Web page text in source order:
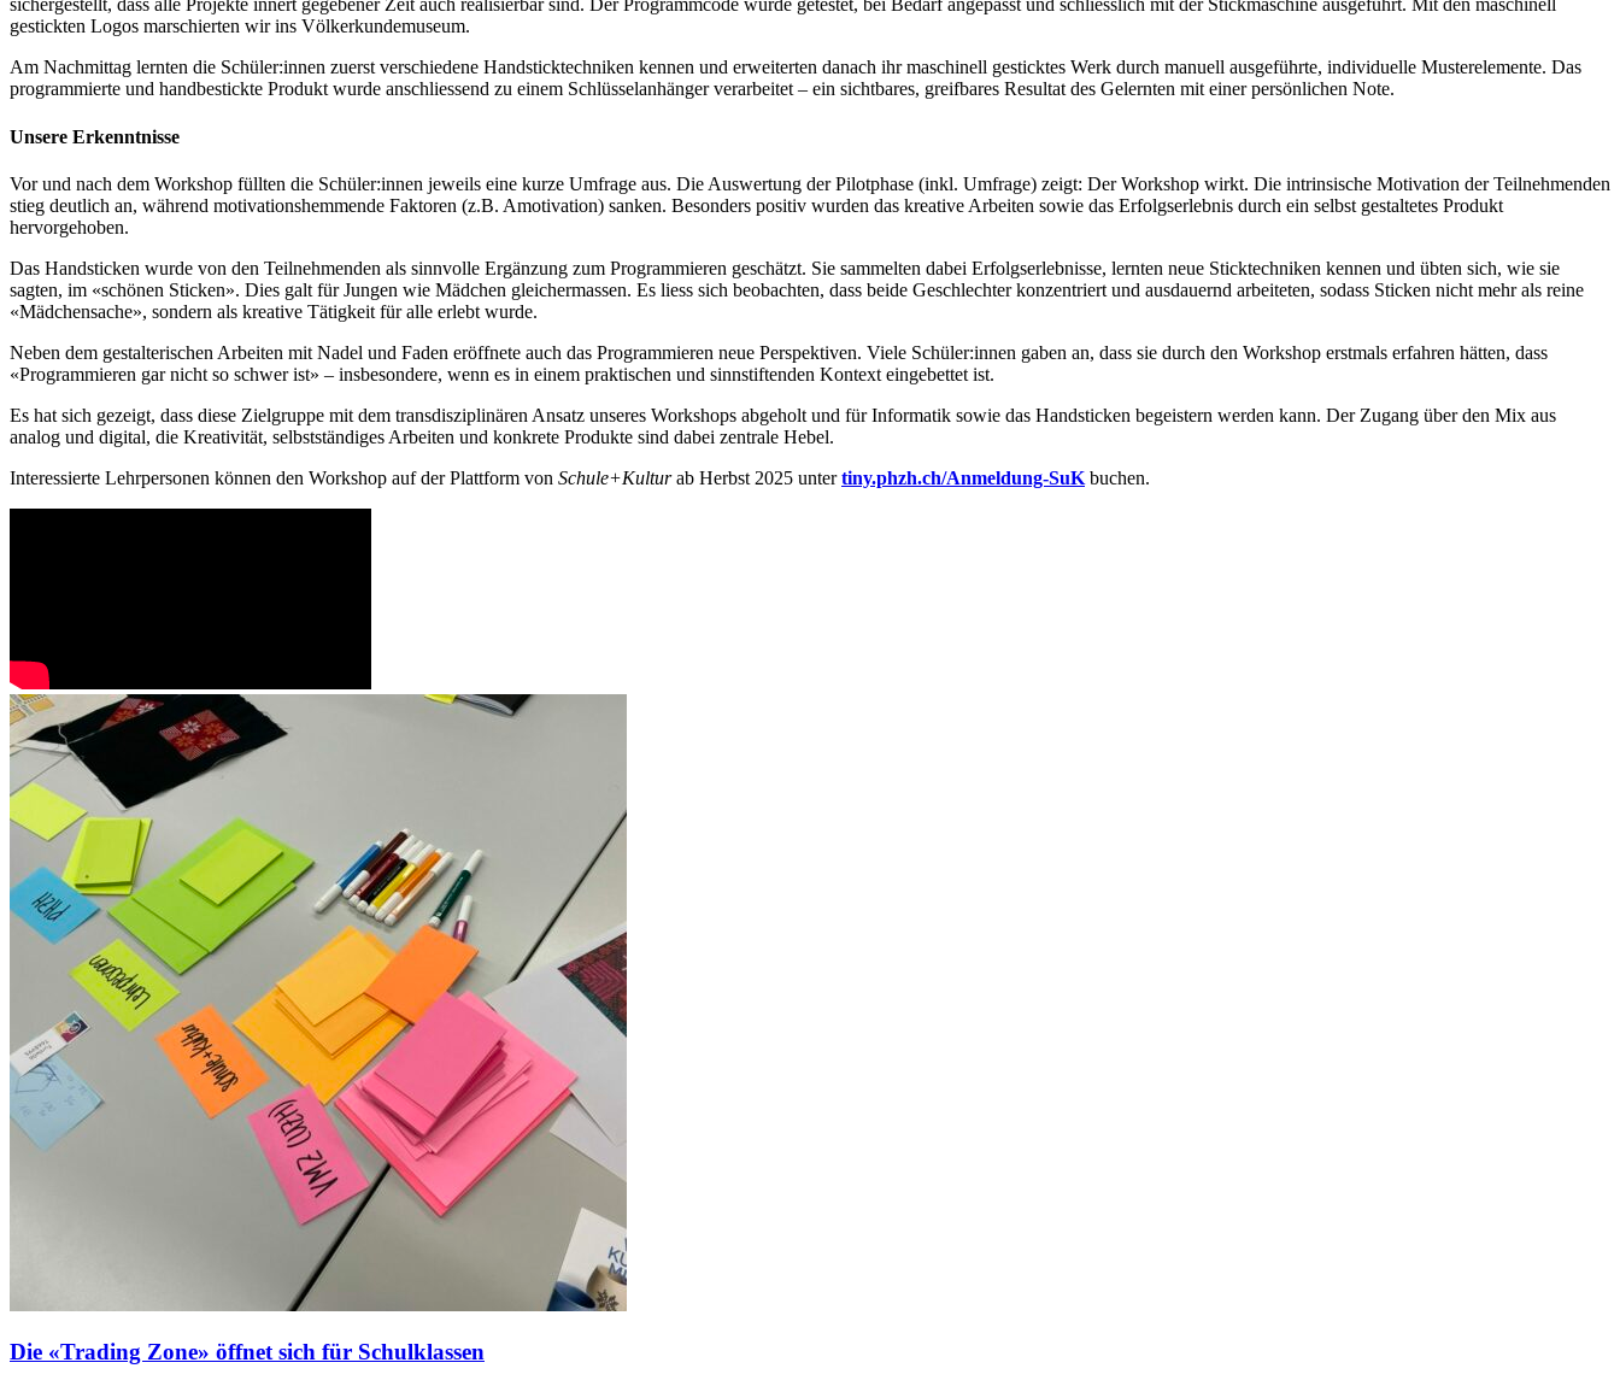
sichergestellt, dass alle Projekte innert gegebener Zeit auch realisierbar sind. Der Programmcode wurde getestet, bei Bedarf angepasst und schliesslich mit der Stickmaschine ausgeführt. Mit den maschinell
gestickten Logos marschierten wir ins Völkerkundemuseum.
Am Nachmittag lernten die Schüler:innen zuerst verschiedene Handsticktechniken kennen und erweiterten danach ihr maschinell gesticktes Werk durch manuell ausgeführte, individuelle Musterelemente. Das
programmierte und handbestickte Produkt wurde anschliessend zu einem Schlüsselanhänger verarbeitet – ein sichtbares, greifbares Resultat des Gelernten mit einer persönlichen Note.
Unsere Erkenntnisse
Vor und nach dem Workshop füllten die Schüler:innen jeweils eine kurze Umfrage aus. Die Auswertung der Pilotphase (inkl. Umfrage) zeigt: Der Workshop wirkt. Die intrinsische Motivation der Teilnehmenden
stieg deutlich an, während motivationshemmende Faktoren (z.B. Amotivation) sanken. Besonders positiv wurden das kreative Arbeiten sowie das Erfolgserlebnis durch ein selbst gestaltetes Produkt
hervorgehoben.
Das Handsticken wurde von den Teilnehmenden als sinnvolle Ergänzung zum Programmieren geschätzt. Sie sammelten dabei Erfolgserlebnisse, lernten neue Sticktechniken kennen und übten sich, wie sie
sagten, im «schönen Sticken». Dies galt für Jungen wie Mädchen gleichermassen. Es liess sich beobachten, dass beide Geschlechter konzentriert und ausdauernd arbeiteten, sodass Sticken nicht mehr als reine
«Mädchensache», sondern als kreative Tätigkeit für alle erlebt wurde.
Neben dem gestalterischen Arbeiten mit Nadel und Faden eröffnete auch das Programmieren neue Perspektiven. Viele Schüler:innen gaben an, dass sie durch den Workshop erstmals erfahren hätten, dass
«Programmieren gar nicht so schwer ist» – insbesondere, wenn es in einem praktischen und sinnstiftenden Kontext eingebettet ist.
Es hat sich gezeigt, dass diese Zielgruppe mit dem transdisziplinären Ansatz unseres Workshops abgeholt und für Informatik sowie das Handsticken begeistern werden kann. Der Zugang über den Mix aus
analog und digital, die Kreativität, selbstständiges Arbeiten und konkrete Produkte sind dabei zentrale Hebel.
Interessierte Lehrpersonen können den Workshop auf der Plattform von Schule+Kulturab Herbst 2025 untertiny.phzh.ch/Anmeldung-SuK buchen.
Die «Trading Zone» öffnet sich für Schulklassen